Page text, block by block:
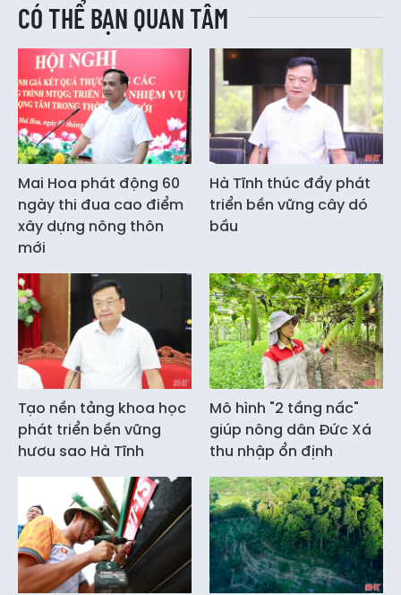
CÓ THỂ BẠN QUAN TÂM
Mai Hoa phát động 60
ngày thi đua cao điểm
xây dựng nông thôn
mới
Hà Tĩnh thúc đẩy phát
triển bền vững cây dó
bầu
Tạo nền tảng khoa học
phát triển bền vững
hươu sao Hà Tĩnh
Mô hình "2 tầng nấc"
giúp nông dân Đức Xá
thu nhập ổn định